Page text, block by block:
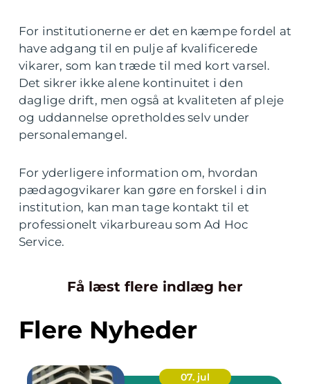
For institutionerne er det en kæmpe fordel at
have adgang til en pulje af kvalificerede
vikarer, som kan træde til med kort varsel.
Det sikrer ikke alene kontinuitet i den
daglige drift, men også at kvaliteten af pleje
og uddannelse opretholdes selv under
personalemangel.
For yderligere information om, hvordan
pædagogvikarer kan gøre en forskel i din
institution, kan man tage kontakt til et
professionelt vikarbureau som Ad Hoc
Service.
Få læst flere indlæg her
Flere Nyheder
07. jul